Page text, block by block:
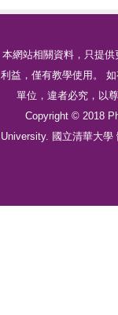
本網站相關資料，只提
利益，僅有教學使用。
單位，違者必究，以
Copyright © 2018
University. 國立清華大